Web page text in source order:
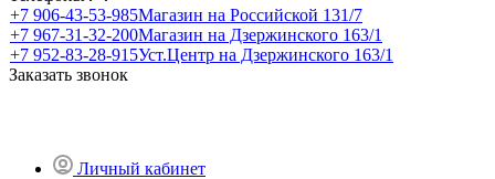
+7 906-43-53-985Магазин на Российской 131/7
+7 967-31-32-200Магазин на Дзержинского 163/1
+7 952-83-28-915Уст.Центр на Дзержинского 163/1
Заказать звонок
Личный кабинет